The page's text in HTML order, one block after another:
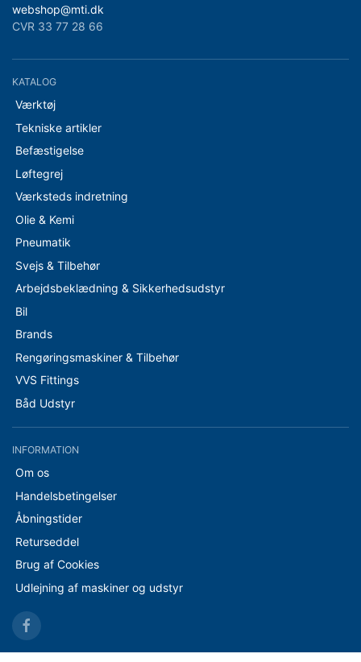
webshop@mti.dk
CVR 33 77 28 66
KATALOG
Værktøj
Tekniske artikler
Befæstigelse
Løftegrej
Værksteds indretning
Olie & Kemi
Pneumatik
Svejs & Tilbehør
Arbejdsbeklædning & Sikkerhedsudstyr
Bil
Brands
Rengøringsmaskiner & Tilbehør
VVS Fittings
Båd Udstyr
INFORMATION
Om os
Handelsbetingelser
Åbningstider
Returseddel
Brug af Cookies
Udlejning af maskiner og udstyr